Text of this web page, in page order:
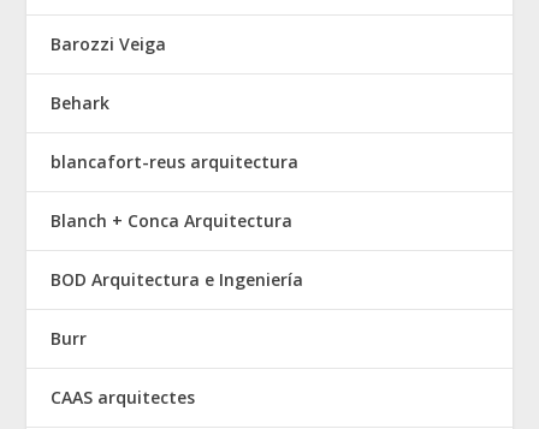
Barozzi Veiga
Behark
blancafort-reus arquitectura
Blanch + Conca Arquitectura
BOD Arquitectura e Ingeniería
Burr
CAAS arquitectes